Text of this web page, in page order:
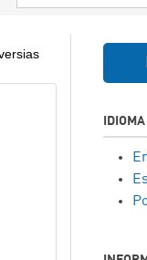
IDIOMA